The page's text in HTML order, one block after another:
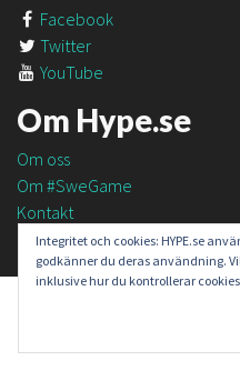
Facebook
Twitter
YouTube
Om Hype.se
Om oss
Om #SweGame
Kontakt
Integritet och cookies: HYPE.se
godkänner du deras användning.
inklusive hur du kontrollerar